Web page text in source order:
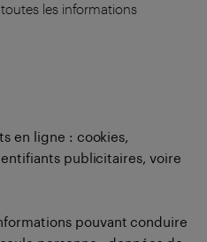
les informations
en ligne : cookies,
publicitaires, voire
pouvant conduire